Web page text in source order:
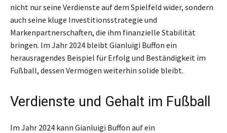
nicht nur seine Verdienste auf dem Spielfeld wider, sondern
auch seine kluge Investitionsstrategie und
Markenpartnerschaften, die ihm finanzielle Stabilität
bringen. Im Jahr 2024 bleibt Gianluigi Buffon ein
herausragendes Beispiel für Erfolg und Beständigkeit im
Fußball, dessen Vermögen weiterhin solide bleibt.
Verdienste und Gehalt im Fußball
Im Jahr 2024 kann Gianluigi Buffon auf ein